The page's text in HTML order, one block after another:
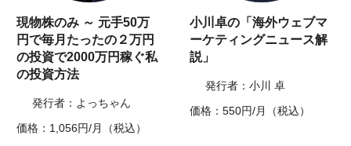
現物株のみ ～ 元手50万
円で毎月たったの２万円
の投資で2000万円稼ぐ私
の投資方法
発行者：よっちゃん
価格：1,056円/月（税込）
小川卓の「海外ウェブマ
ーケティングニュース解
説」
発行者：小川 卓
価格：550円/月（税込）